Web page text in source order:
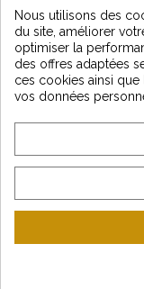
et restez
Vintage
*Dès 99€ d'achat. En
l'acceptez.
A
Nous utilisons des
du site, améliorer
optimiser la
des offres adaptées
ces cookies ainsi
vos données